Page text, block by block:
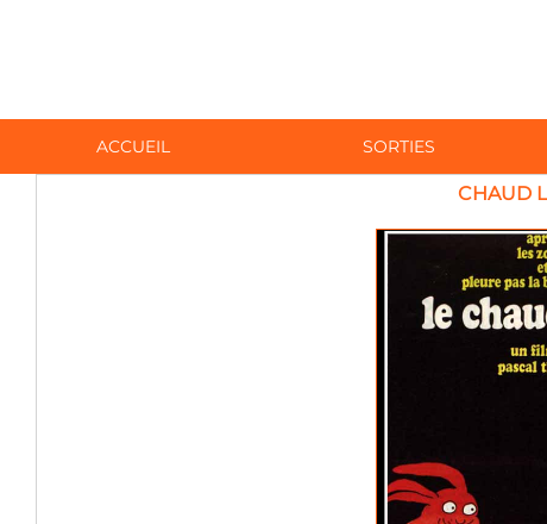
ACCUEIL SORTIES
CHAUD